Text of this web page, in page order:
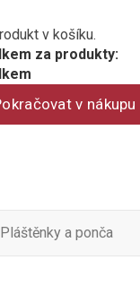
v košíku.
za produkty:
v nákupu
Pláštěnky a ponča